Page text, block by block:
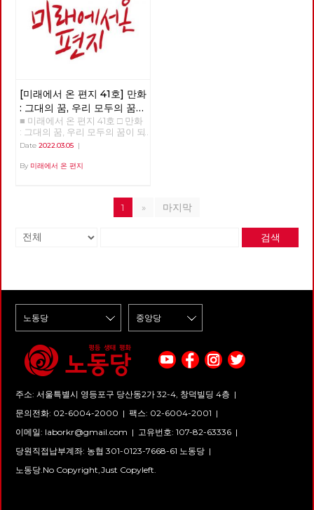
[미래에서 온 편지 41호] 만화
: 그대의 꿈, 우리 모두의 꿈이
되어
■ 미래에서 온 편지 41호 □ 만화
: 그대의 꿈, 우리 모두의 꿈이 되
어 >>>>>> 업로드 준비중
Date 2022.03.05 |
By 미래에서 온 편지
1 » 마지막
검색
주소: 서울특별시 영등포구 당산동2가 32-4, 창덕빌딩 4층 |
문의전화: 02-6004-2000 | 팩스: 02-6004-2001 |
이메일: laborkr@gmail.com | 고유번호: 107-82-63336 |
당원직접납부계좌: 농협 301-0123-7668-61 노동당 |
노동당.No Copyright,Just Copyleft.